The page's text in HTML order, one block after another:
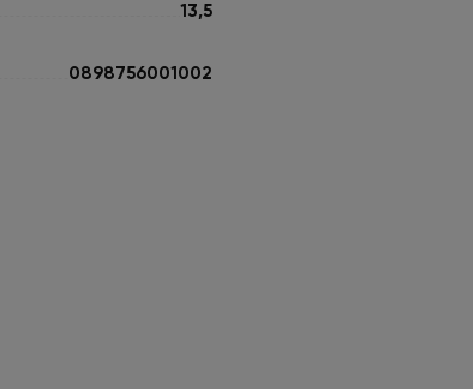
13,5
0898756001002